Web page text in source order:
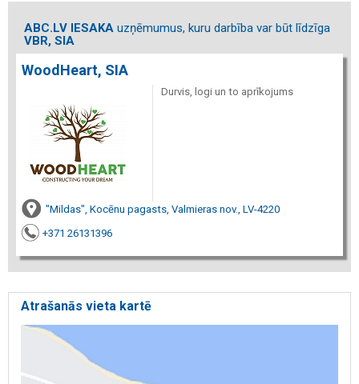
ABC.LV IESAKA uzņēmumus, kuru darbība var būt līdzīga
VBR, SIA
WoodHeart, SIA
Durvis, logi un to aprīkojums
"Mildas", Kocēnu pagasts, Valmieras nov., LV-4220
+371 26131396
Atrašanās vieta kartē